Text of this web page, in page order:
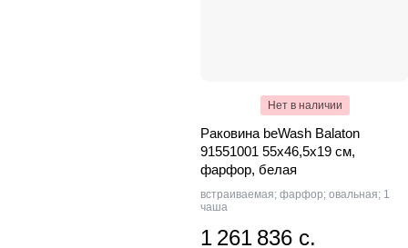
Нет в наличии
Раковина beWash Balaton
91551001 55х46,5х19 см,
фарфор, белая
встраиваемая; фарфор; овальная; 1
чаша
1 261 836 с.